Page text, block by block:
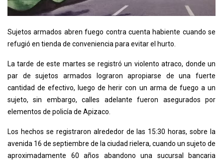
Sujetos armados abren fuego contra cuenta habiente cuando se
refugió en tienda de conveniencia para evitar el hurto.
La tarde de este martes se registró un violento atraco, donde un
par de sujetos armados lograron apropiarse de una fuerte
cantidad de efectivo, luego de herir con un arma de fuego a un
sujeto, sin embargo, calles adelante fueron asegurados por
elementos de policía de Apizaco.
Los hechos se registraron alrededor de las 15:30 horas, sobre la
avenida 16 de septiembre de la ciudad rielera, cuando un sujeto de
aproximadamente 60 años abandono una sucursal bancaria